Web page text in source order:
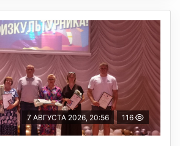
7 АВГУСТА 2026, 20:56 116